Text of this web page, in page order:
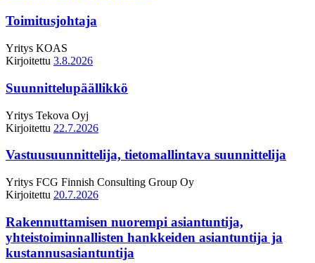
Toimitusjohtaja
Yritys KOAS
Kirjoitettu 3.8.2026
Suunnittelupäällikkö
Yritys Tekova Oyj
Kirjoitettu 22.7.2026
Vastuusuunnittelija, tietomallintava suunnittelija
Yritys FCG Finnish Consulting Group Oy
Kirjoitettu 20.7.2026
Rakennuttamisen nuorempi asiantuntija,
yhteistoiminnallisten hankkeiden asiantuntija ja
kustannusasiantuntija